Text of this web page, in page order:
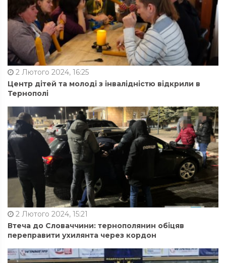
2 Лютого 2024, 16:25
Центр дітей та молоді з інвалідністю відкрили в
Тернополі
2 Лютого 2024, 15:21
Втеча до Словаччини: тернополянин обіцяв
переправити ухилянта через кордон